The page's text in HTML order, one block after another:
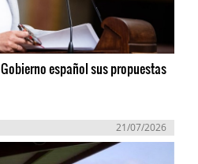
español sus propuestas
21/07/2026